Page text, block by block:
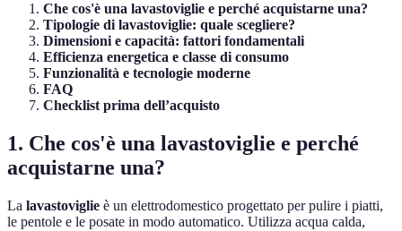
Che cos'è una lavastoviglie e perché acquistarne una?
Tipologie di lavastoviglie: quale scegliere?
Dimensioni e capacità: fattori fondamentali
Efficienza energetica e classe di consumo
Funzionalità e tecnologie moderne
FAQ
Checklist prima dell’acquisto
1. Che cos'è una lavastoviglie e perché
acquistarne una?
La lavastoviglie è un elettrodomestico progettato per pulire i piatti,
le pentole e le posate in modo automatico. Utilizza acqua calda,